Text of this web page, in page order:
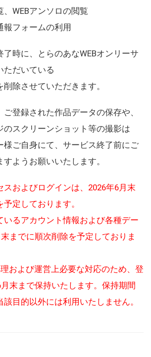
、WEBアンソロの閲覧
報フォームの利用
了時に、とらのあなWEBオンリーサ
ただいている
除させていただきます。
登録された作品データの保存や、
のスクリーンショット等の撮影は
様ご自身にて、サービス終了前にご
ようお願いいたします。
スおよびログインは、2026年6月末
定しております。
いるアカウント情報および各種デー
までに順次削除を予定しておりま
および運営上必要な対応のため、登
末まで保持いたします。保持期間
目的以外には利用いたしません。